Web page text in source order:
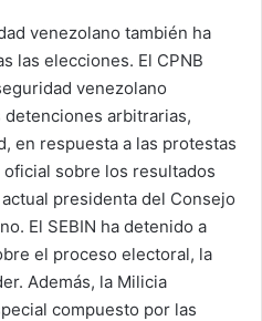
venezolano también ha
las elecciones. El CPNB
venezolano
arbitrarias,
en respuesta a las protestas
sobre los resultados
presidenta del Consejo
El SEBIN ha detenido a
el proceso electoral, la
Además, la Milicia
compuesto por las